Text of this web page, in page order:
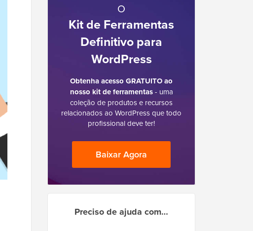
O
Kit de Ferramentas
Definitivo para
WordPress
Obtenha acesso GRATUITO ao
nosso kit de ferramentas- uma
coleção de produtos e recursos
relacionados ao WordPress que todo
profissional deve ter!
Baixar Agora
Preciso de ajuda com…